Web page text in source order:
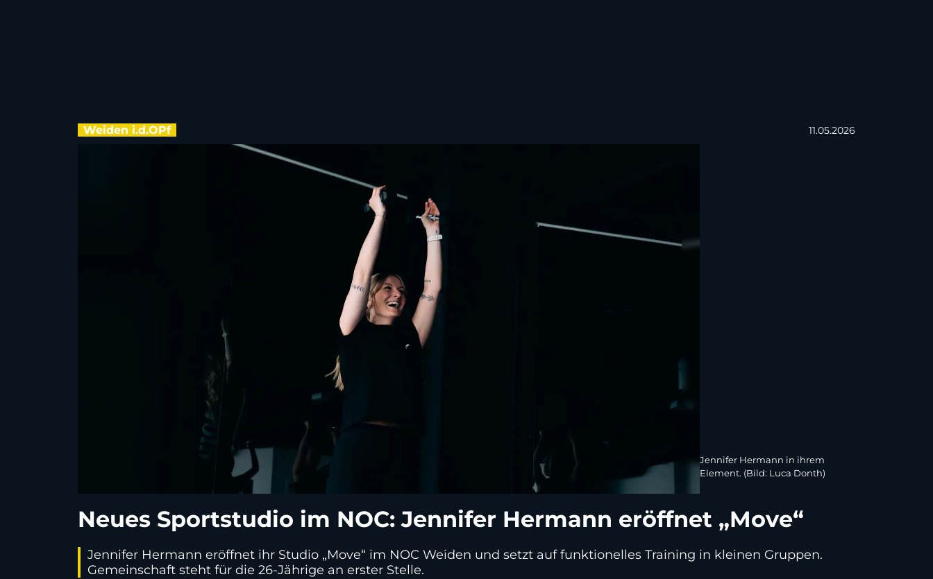
Weiden i.d.OPf 11.05.2026
Jennifer Hermann in ihrem
Element. (Bild: Luca Donth)
Neues Sportstudio im NOC: Jennifer Hermann eröffnet „Move“
Jennifer Hermann eröffnet ihr Studio „Move“ im NOC Weiden und setzt auf funktionelles Training in kleinen Gruppen.
Gemeinschaft steht für die 26-Jährige an erster Stelle.